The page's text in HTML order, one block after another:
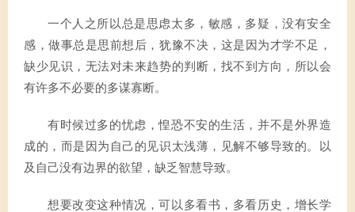
一个人之所以总是思虑太多，敏感，多疑，没有安全
感，做事总是思前想后，犹豫不决，这是因为才学不足，
缺少见识，无法对未来趋势的判断，找不到方向，所以会
有许多不必要的多谋寡断。
有时候过多的忧虑，惶恐不安的生活，并不是外界造
成的，而是因为自己的见识太浅薄，见解不够导致的。以
及自己没有边界的欲望，缺乏智慧导致。
想要改变这种情况，可以多看书，多看历史，增长学